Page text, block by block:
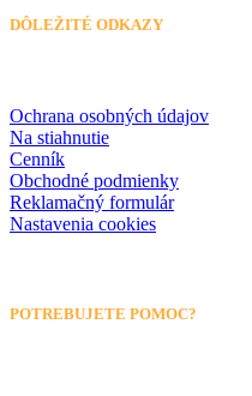
DÔLEŽITÉ ODKAZY
Ochrana osobných údajov
Na stiahnutie
Cenník
Obchodné podmienky
Reklamačný formulár
Nastavenia cookies
POTREBUJETE POMOC?